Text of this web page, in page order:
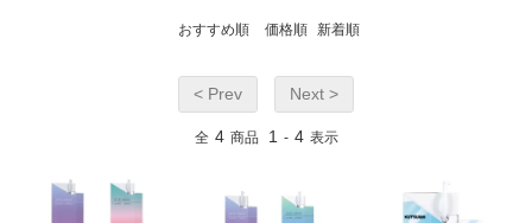
おすすめ順 価格順 新着順
< Prev Next >
全 4 商品 1 - 4 表示